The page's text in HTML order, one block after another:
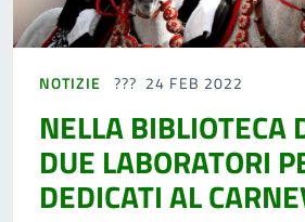
NOTIZIE 24 FEB 2022
NELLA BIBLIOTECA
DUE LABORATORI
DEDICATI AL